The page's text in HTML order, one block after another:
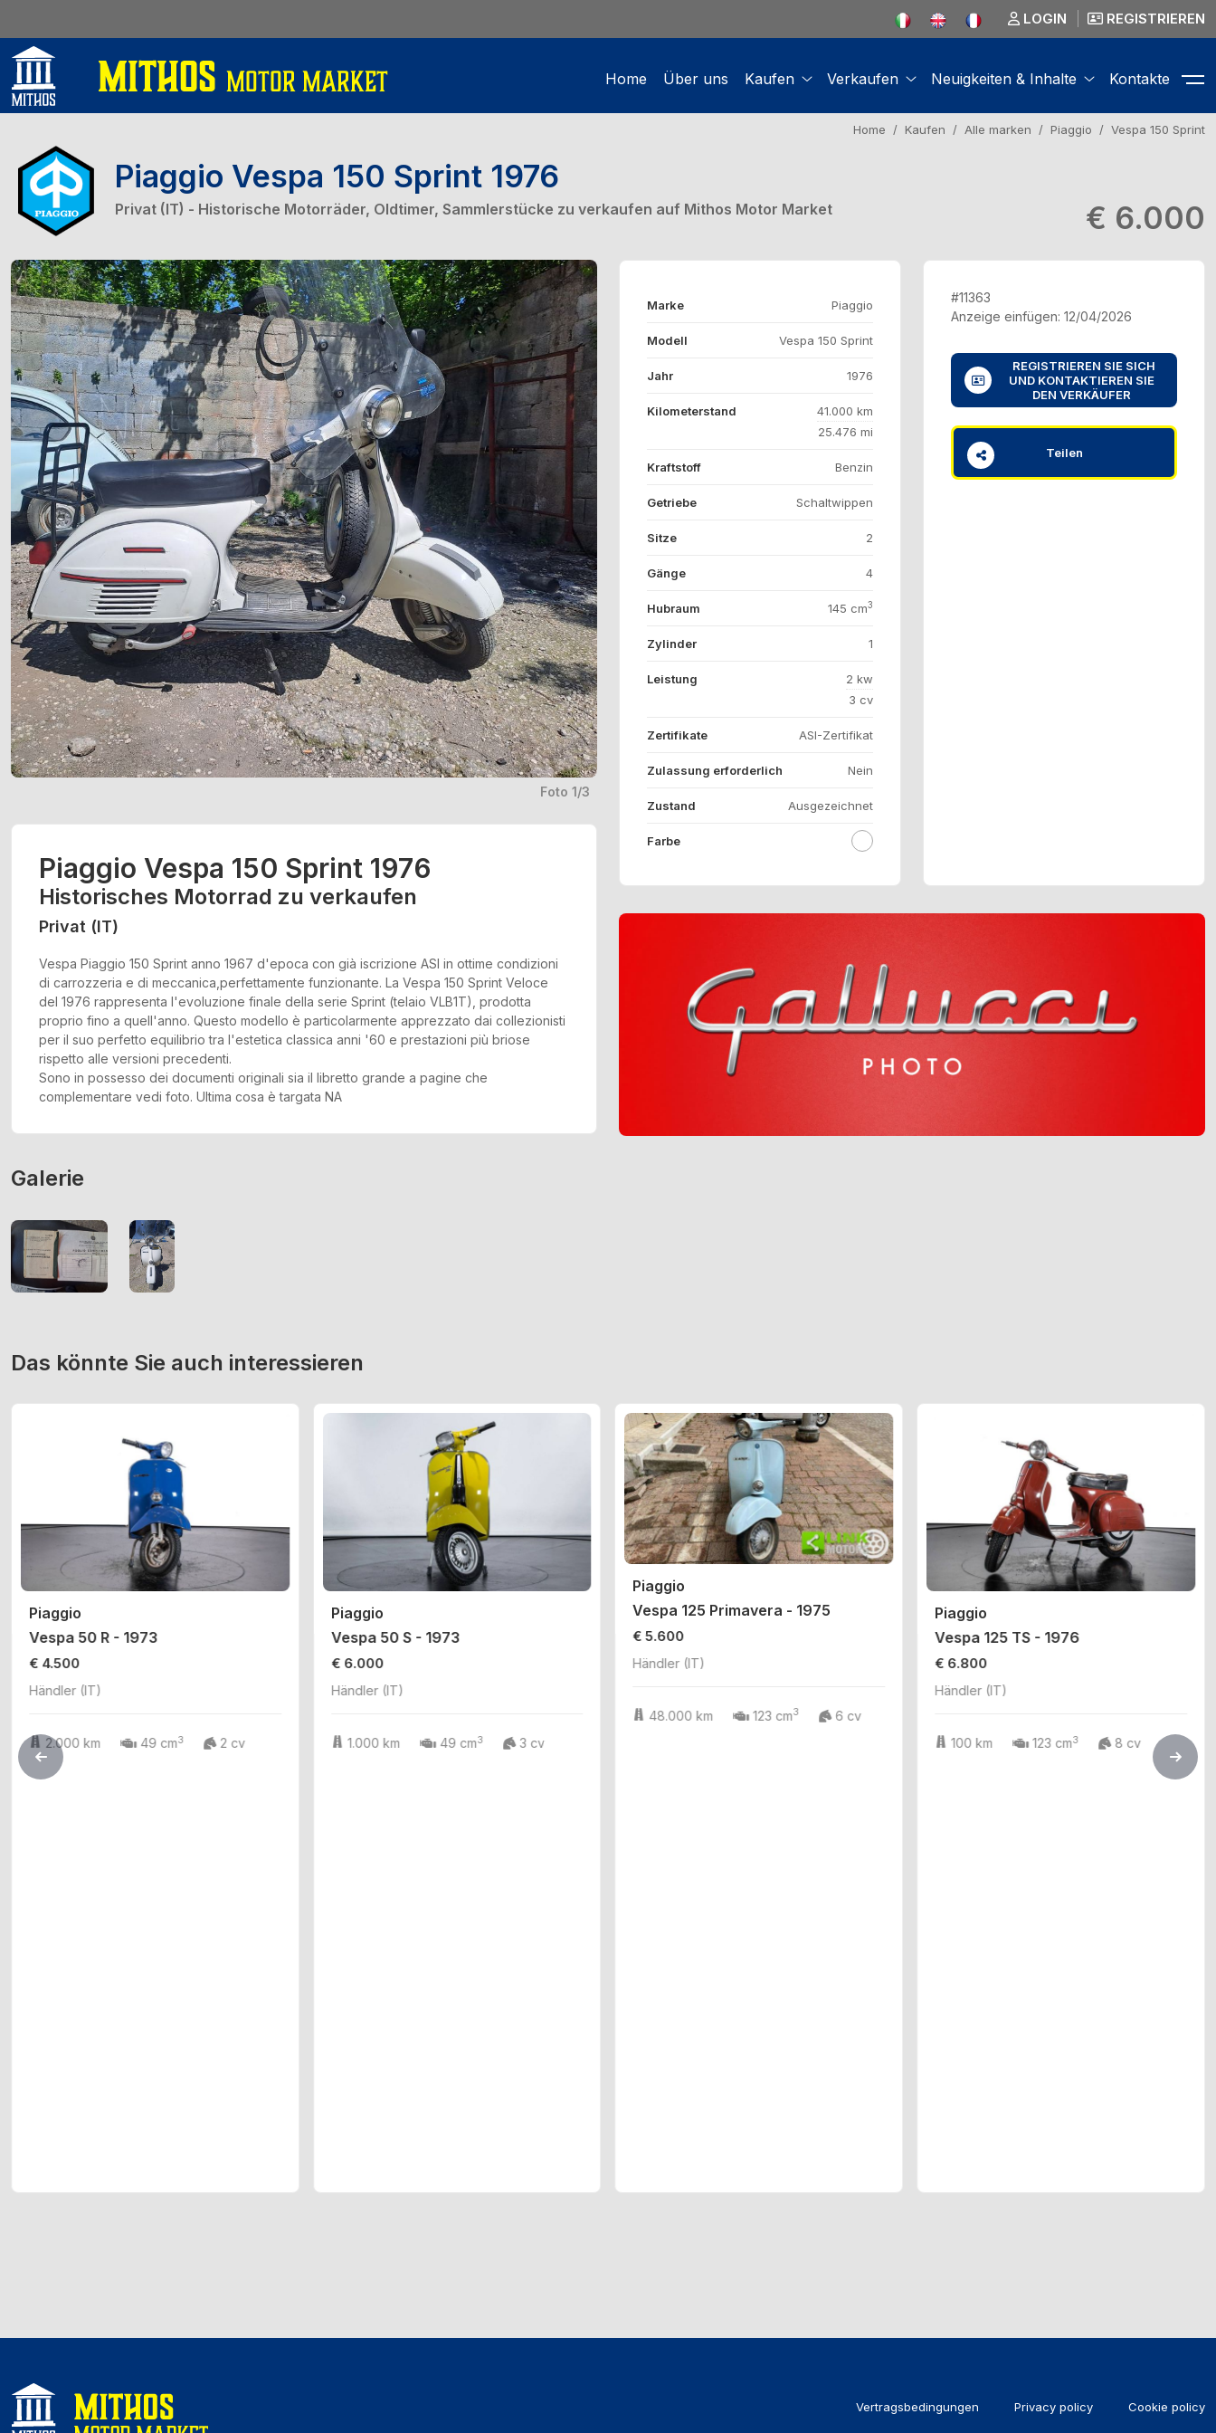
LOGIN REGISTRIEREN
Home Über uns Kaufen Verkaufen Neuigkeiten & Inhalte Kontakte
Home Kaufen Alle marken Piaggio Vespa 150 Sprint
€ 6.000
Piaggio Vespa 150 Sprint 1976
Privat (IT) - Historische Motorräder, Oldtimer, Sammlerstücke zu verkaufen auf Mithos Motor Market
Foto 1/3
Piaggio Vespa 150 Sprint 1976
Historisches Motorrad zu verkaufen
Privat (IT)
Vespa Piaggio 150 Sprint anno 1967 d'epoca con già iscrizione ASI in ottime condizioni
di carrozzeria e di meccanica,perfettamente funzionante. La Vespa 150 Sprint Veloce
del 1976 rappresenta l'evoluzione finale della serie Sprint (telaio VLB1T), prodotta
proprio fino a quell'anno. Questo modello è particolarmente apprezzato dai collezionisti
per il suo perfetto equilibrio tra l'estetica classica anni '60 e prestazioni più briose
rispetto alle versioni precedenti.
Sono in possesso dei documenti originali sia il libretto grande a pagine che
complementare vedi foto. Ultima cosa è targata NA
Galerie
Marke Piaggio
Modell Vespa 150 Sprint
Jahr 1976
Kilometerstand
41.000 km
25.476 mi
Kraftstoff Benzin
Getriebe Schaltwippen
Sitze 2
Gänge 4
Hubraum 145 cm3
Zylinder 1
Leistung
2 kw
3 cv
Zertifikate ASI-Zertifikat
Zulassung erforderlich Nein
Zustand Ausgezeichnet
Farbe
#11363
Anzeige einfügen: 12/04/2026
REGISTRIEREN SIE SICH
UND KONTAKTIEREN SIE
DEN VERKÄUFER
Teilen
Das könnte Sie auch interessieren
Piaggio
Vespa 50 R - 1973
€ 4.500
Händler (IT)
2.000 km 49 cm3 2 cv
Piaggio
Vespa 50 S - 1973
€ 6.000
Händler (IT)
1.000 km 49 cm3 3 cv
Piaggio
Vespa 125 Primavera - 1975
€ 5.600
Händler (IT)
48.000 km 123 cm3 6 cv
Piaggio
Vespa 125 TS - 1976
€ 6.800
Händler (IT)
100 km 123 cm3 8 cv
Vertragsbedingungen Privacy policy Cookie policy